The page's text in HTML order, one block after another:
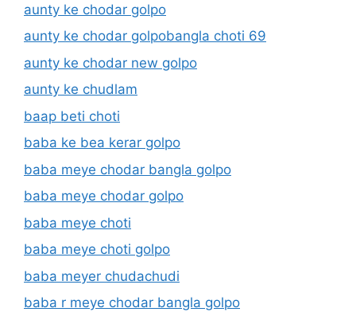
aunty ke chodar golpo
aunty ke chodar golpobangla choti 69
aunty ke chodar new golpo
aunty ke chudlam
baap beti choti
baba ke bea kerar golpo
baba meye chodar bangla golpo
baba meye chodar golpo
baba meye choti
baba meye choti golpo
baba meyer chudachudi
baba r meye chodar bangla golpo